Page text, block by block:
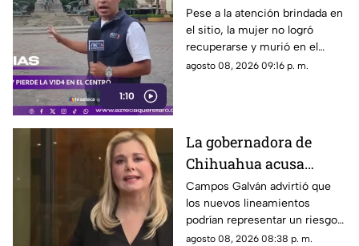
1:10
caminaba por el Centro
de Querétaro
Pese a la atención brindada en
el sitio, la mujer no logró
recuperarse y murió en el
lugar.
agosto 08, 2026 09:16 p. m.
La gobernadora de
Chihuahua acusa
posible censura
impulsada desde el
Gobierno Federal
Campos Galván advirtió que
los nuevos lineamientos
podrían representar un riesgo
para la libertad de expresión
agosto 08, 2026 08:38 p. m.